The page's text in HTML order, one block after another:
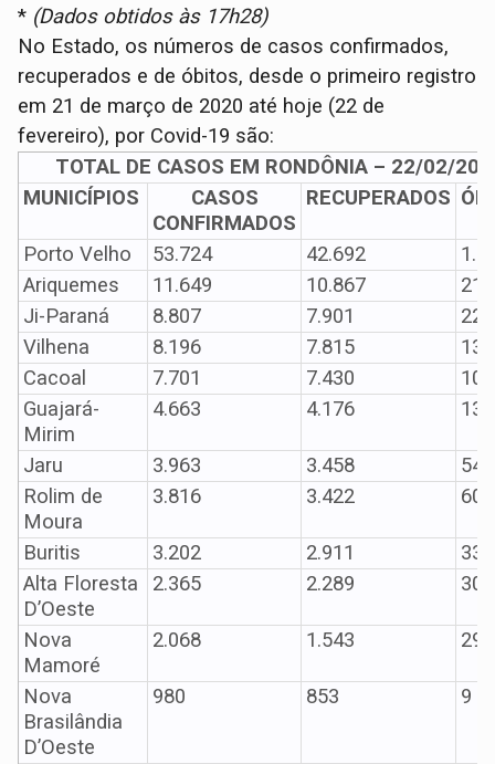
* (Dados obtidos às 17h28)
No Estado, os números de casos confirmados,
recuperados e de óbitos, desde o primeiro registro
em 21 de março de 2020 até hoje (22 de
fevereiro), por Covid-19 são:
TOTAL DE CASOS EM RONDÔNIA – 22/02/
MUNICÍPIOS
CASOS
CONFIRMADOS
RECUPERADOS
Porto Velho 53.724 42.692
Ariquemes
11.649 10.867
210
Ji-Paraná
8.807 7.901
226
Vilhena
8.196 7.815
134
Cacoal
7.701 7.430
102
Guajará-
Mirim
4.663 4.176 138
Jaru 3.963 3.458
54
Rolim de
Moura
3.816 3.422 60
Buritis 3.202 2.911
33
Alta Floresta
D’Oeste
2.365 2.289 30
Nova
Mamoré
2.068 1.543 29
Nova
Brasilândia
D’Oeste
980 853 9